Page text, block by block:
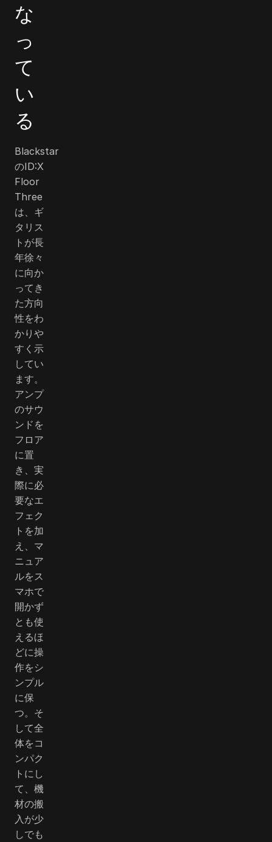
な
っ
て
い
る
Blackstar
のID:X
Floor
Three
は、ギ
タリス
トが長
年徐々
に向か
ってき
た方向
性をわ
かりや
すく示
してい
ます。
アンプ
のサウ
ンドを
フロア
に置
き、実
際に必
要なエ
フェク
トを加
え、マ
ニュア
ルをス
マホで
開かず
とも使
えるほ
どに操
作をシ
ンプル
に保
つ。そ
して全
体をコ
ンパク
トにし
て、機
材の搬
入が少
しでも